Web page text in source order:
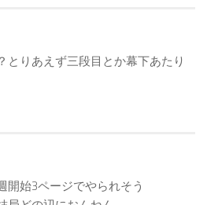
とりあえず三段目とか幕下あたり
始3ページでやられそう